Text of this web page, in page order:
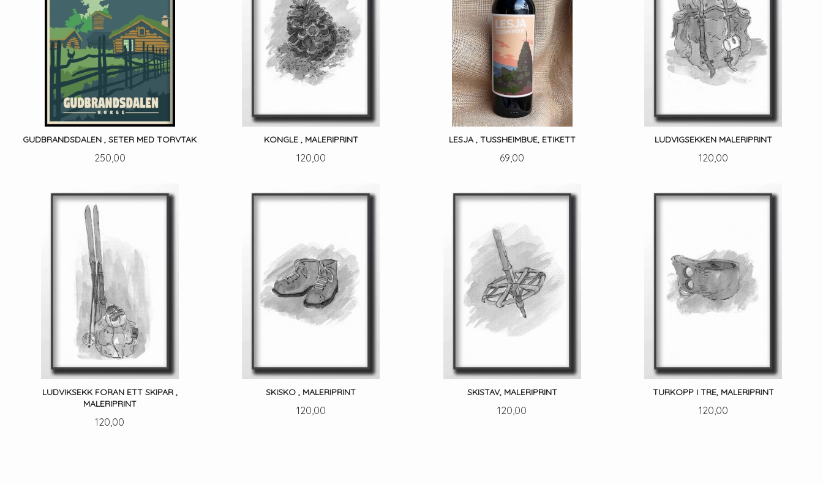
GUDBRANDSDALEN , SETER MED TORVTAK
Pris
250,00
KONGLE , MALERIPRINT
Pris
120,00
LESJA , TUSSHEIMBUE, ETIKETT
Pris
69,00
LUDVIGSEKKEN MALERIPRINT
Pris
120,00
LUDVIKSEKK FORAN ETT SKIPAR ,
MALERIPRINT
Pris
120,00
SKISKO , MALERIPRINT
Pris
120,00
SKISTAV, MALERIPRINT
Pris
120,00
TURKOPP I TRE, MALERIPRINT
Pris
120,00